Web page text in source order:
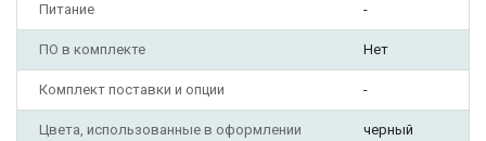
Питание -
ПО в комплекте Нет
Комплект поставки и опции -
Цвета, использованные в оформлении черный